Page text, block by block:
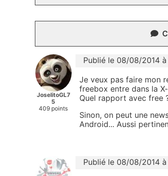
JoselitoGL7
5
409 points
Publié le 08/08/2014 à
Je veux pas faire mon
freebox entre dans la
Quel rapport avec free
Sinon, on peut une
Android... Aussi
Publié le 08/08/2014 à